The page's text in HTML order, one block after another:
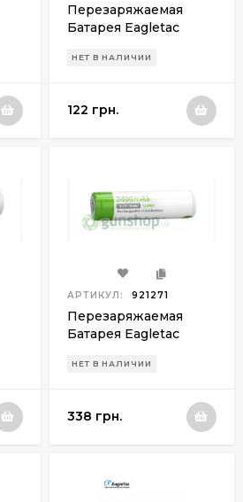
Перезаряжаемая
Батарея Eagletac
НЕТ В НАЛИЧИИ
122 грн.
АРТИКУЛ: 921271
Перезаряжаемая
Батарея Eagletac
НЕТ В НАЛИЧИИ
338 грн.